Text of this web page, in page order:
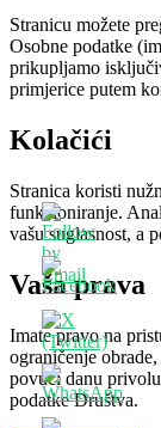
Stranicu možete
Osobne podatke
prikupljamo
primjerice putem
Kolačići
Stranica koristi
funkcioniranje.
vašu suglasnost, a
Vaša prava
Imate pravo na
ograničenje
povući danu
podatke Društva.